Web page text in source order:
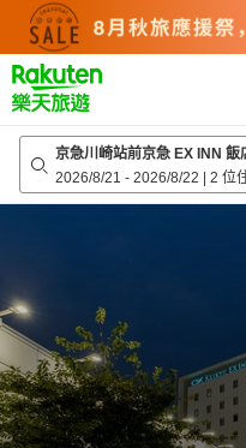
top
page
京急川崎站前京急 EX INN 飯
2026/8/21 - 2026/8/22 | 2 位